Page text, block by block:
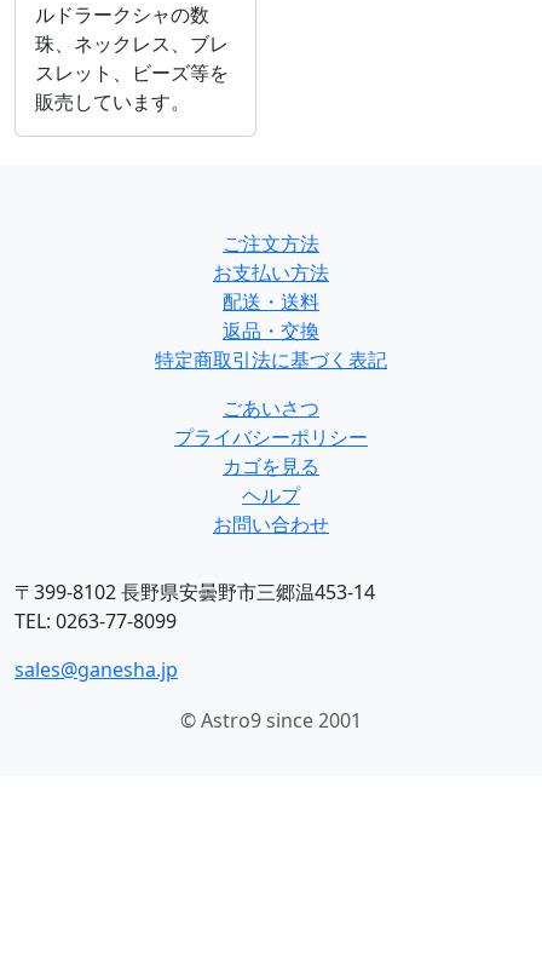
ルドラークシャの数
珠、ネックレス、ブレ
スレット、ビーズ等を
販売しています。
ご注文方法
お支払い方法
配送・送料
返品・交換
特定商取引法に基づく表記
ごあいさつ
プライバシーポリシー
カゴを見る
ヘルプ
お問い合わせ
〒399-8102 長野県安曇野市三郷温453-14
TEL: 0263-77-8099
sales@ganesha.jp
© Astro9 since 2001